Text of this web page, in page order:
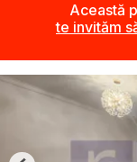
Această
te invităm